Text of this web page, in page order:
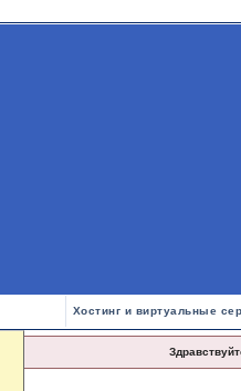
Хостинг и виртуальные